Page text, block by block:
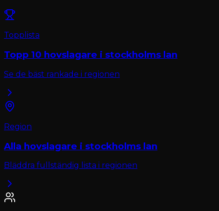
Topplista
Topp 10 hovslagare i stockholms lan
Se de bäst rankade i regionen
Region
Alla hovslagare i stockholms lan
Bläddra fullständig lista i regionen